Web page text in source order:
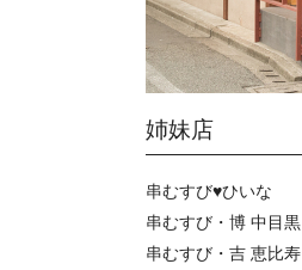
姉妹店
串むすび♥ひいな
串むすび・博 中目黒
串むすび・吉 恵比寿